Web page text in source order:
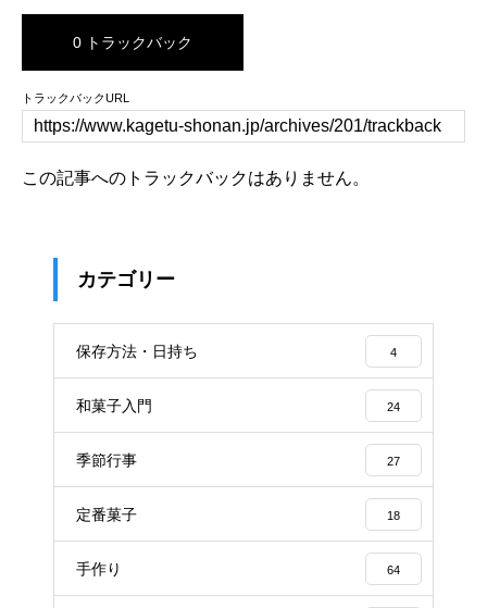
0 トラックバック
トラックバックURL
この記事へのトラックバックはありません。
カテゴリー
保存方法・日持ち 4
和菓子入門 24
季節行事 27
定番菓子 18
手作り 64